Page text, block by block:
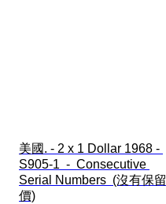
美國. - 2 x 1 Dollar 1968 -
S905-1  -  Consecutive
Serial Numbers  (沒有保留
價)